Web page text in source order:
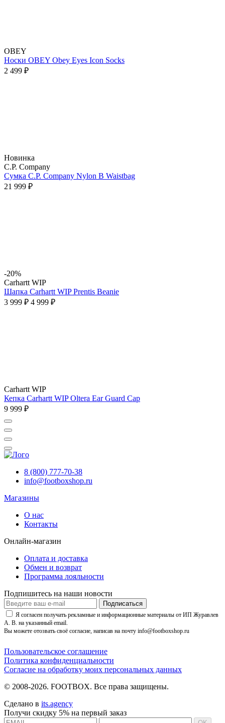
OBEY
Носки OBEY Obey Eyes Icon Socks
2 499 ₽
Новинка
C.P. Company
Сумка C.P. Company Nylon B Waistbag
21 999 ₽
-20%
Carhartt WIP
Шапка Carhartt WIP Prentis Beanie
3 999 ₽ 4 999 ₽
Carhartt WIP
Кепка Carhartt WIP Oltera Ear Guard Cap
9 999 ₽
8 (800) 777-70-38
info@footboxshop.ru
Магазины
О нас
Контакты
Онлайн-магазин
Оплата и доставка
Обмен и возврат
Программа лояльности
Подпишитесь на наши новости
Подписаться
Я согласен получать рекламные и информационные материалы от ИП Журавлев
А. В. на указанный email.
Вы можете отозвать своё согласие, написав на почту info@footboxshop.ru
Пользовательское соглашение
Политика конфиденциальности
Согласие на обработку моих персональных данных
© 2008-2026. FOOTBOX. Все права защищены.
Сделано в its.agency
Получи скидку 5% на первый заказ